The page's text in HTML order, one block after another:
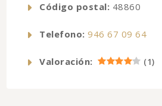
Código postal: 48860
Telefono: 946 67 09 64
Valoración: (1)